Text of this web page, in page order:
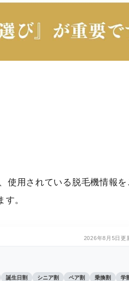
使用されている脱毛機情報を
。
2026年8月5日更
誕生日割 シニア割 ペア割 乗換割 学